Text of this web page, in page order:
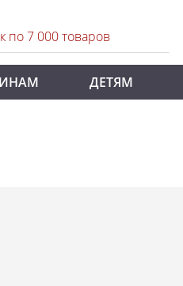
ДЕТЯМ